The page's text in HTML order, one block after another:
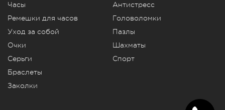
Часы
Ремешки для часов
Уход за собой
Очки
Серьги
Браслеты
Заколки
Антистресс
Головоломки
Пазлы
Шахматы
Спорт